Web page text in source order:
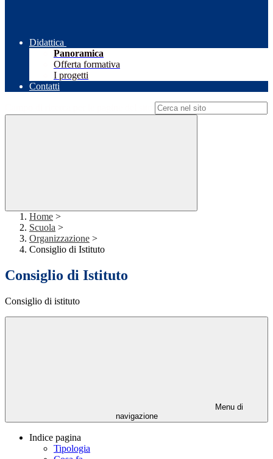
Didattica
Panoramica
Offerta formativa
I progetti
Contatti
Home >
Scuola >
Organizzazione >
Consiglio di Istituto
Consiglio di Istituto
Consiglio di istituto
Menu di
navigazione
Indice pagina
Tipologia